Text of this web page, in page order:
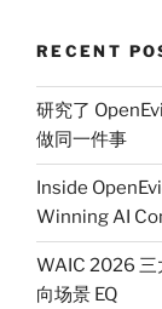
RECENT
研究了
做同一件事
Inside
Winning AI
WAIC 2026 三
向场景 EQ